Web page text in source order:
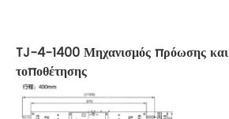
TJ-4-1400Μηχανισμός πρόωσης και
τοποθέτησης